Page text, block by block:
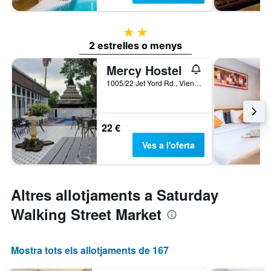
2 estrelles
2 estrelles o menys
Mercy Hostel
1005/22 Jet Yord Rd., Vieng, Chiang Rai, Tailàndia
22 €
Ves a l'oferta
Altres allotjaments a Saturday
Walking Street Market
Mostra tots els allotjaments de 167